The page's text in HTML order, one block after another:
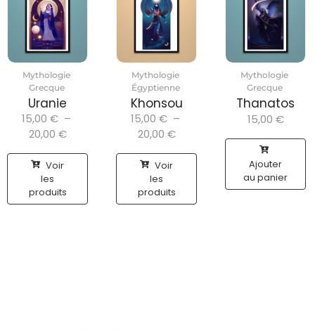
Mythologie
Grecque
Uranie
15,00 € –
20,00 €
Voir
les
produits
Mythologie
Égyptienne
Khonsou
15,00 € –
20,00 €
Voir
les
produits
Mythologie
Grecque
Thanatos
15,00 €
Ajouter
au panier